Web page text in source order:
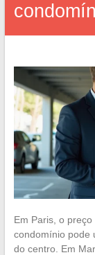
Em Paris, o
condomínio pode
do centro. Em